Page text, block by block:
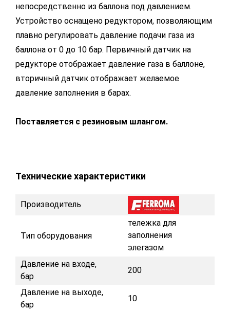
непосредственно из баллона под давлением.
Устройство оснащено редуктором, позволяющим
плавно регулировать давление подачи газа из
баллона от 0 до 10 бар. Первичный датчик на
редукторе отображает давление газа в баллоне,
вторичный датчик отображает желаемое
давление заполнения в барах.
Поставляется с резиновым шлангом.
Технические характеристики
Производитель
Тип оборудования
тележка для
заполнения
элегазом
Давление на входе,
бар
200
Давление на выходе,
бар
10